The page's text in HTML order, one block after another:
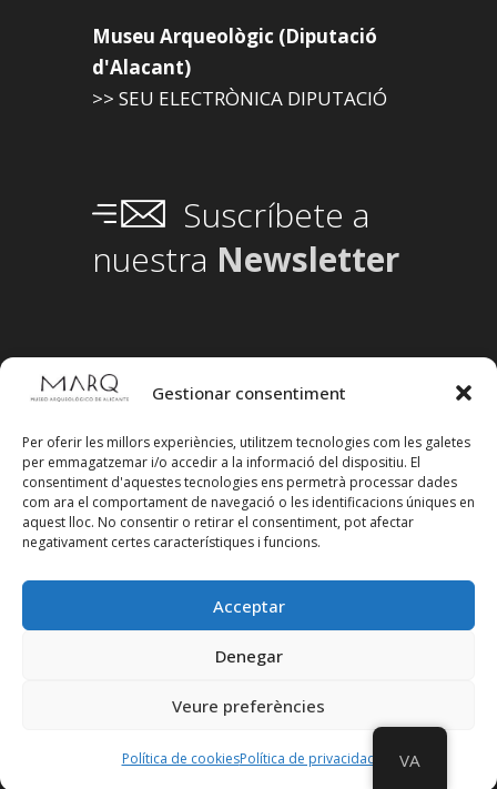
Gestionar consentiment
Per oferir les millors experiències, utilitzem tecnologies com les galetes
per emmagatzemar i/o accedir a la informació del dispositiu. El
consentiment d'aquestes tecnologies ens permetrà processar dades
com ara el comportament de navegació o les identificacions úniques en
aquest lloc. No consentir o retirar el consentiment, pot afectar
negativament certes característiques i funcions.
Acceptar
Denegar
Veure preferències
Política de cookiesPolítica de privacidad
Museu Arqueològic (Diputació
d'Alacant)
>> SEU ELECTRÒNICA DIPUTACIÓ
Suscríbete a
nuestra Newsletter
Segueix-nos en xarxes socials
VA